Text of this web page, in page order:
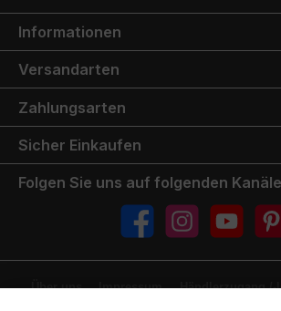
Informationen
Versandarten
Zahlungsarten
Sicher Einkaufen
Folgen Sie uns auf folgenden
FacebookInstagramYouTube
Über uns Impressum Händlerzugang /-